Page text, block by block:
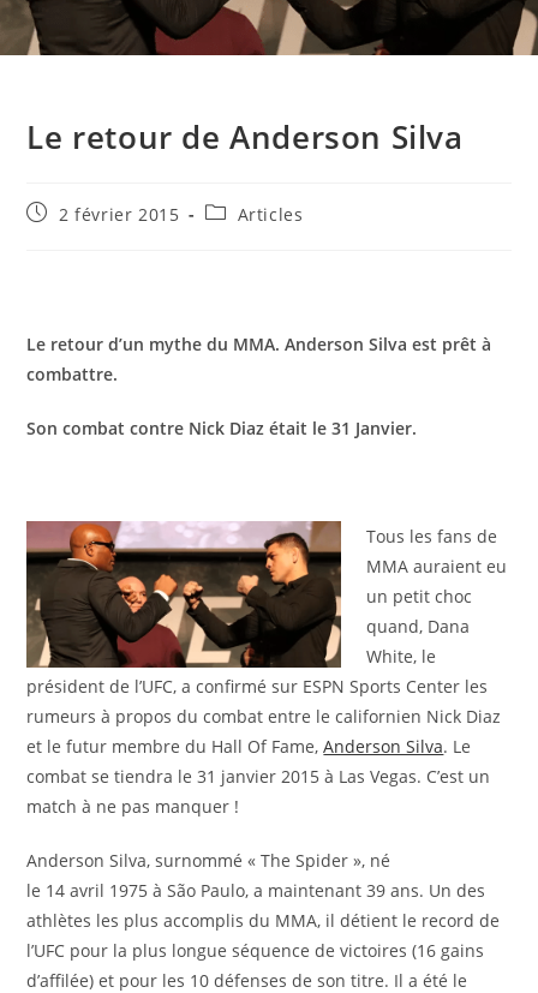
Le retour de Anderson Silva
Publication
2 février 2015
PostArticles
Le retour d’un mythe du MMA. Anderson Silva est prêt à
combattre.
Son combat contre Nick Diaz était le 31 Janvier.
Tous les fans de
MMA auraient eu
un petit choc
quand, Dana
White, le
président de l’UFC, a confirmé sur ESPN Sports Center les
rumeurs à propos du combat entre le californien Nick Diaz
et le futur membre du Hall Of Fame,Anderson Silva. Le
combat se tiendra le 31 janvier 2015 à Las Vegas. C’est un
match à ne pas manquer !
Anderson Silva, surnommé « The Spider », né
le 14 avril 1975 à São Paulo, a maintenant 39 ans. Un des
athlètes les plus accomplis du MMA, il détient le record de
l’UFC pour la plus longue séquence de victoires (16 gains
d’affilée) et pour les 10 défenses de son titre. Il a été le